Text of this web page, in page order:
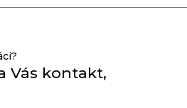
Vás kontakt,